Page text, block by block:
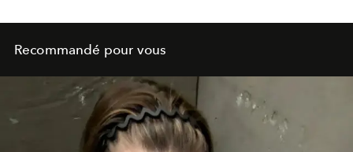
Recommandé pour vous